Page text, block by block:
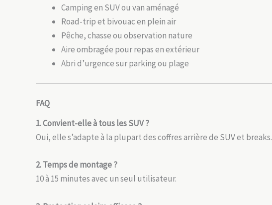
Camping en SUV ou van aménagé
Road-trip et bivouac en plein air
Pêche, chasse ou observation nature
Aire ombragée pour repas en extérieur
Abri d’urgence sur parking ou plage
FAQ
1. Convient-elle à tous les SUV ?
Oui, elle s’adapte à la plupart des coffres arrière de SUV et breaks.
2. Temps de montage ?
10 à 15 minutes avec un seul utilisateur.